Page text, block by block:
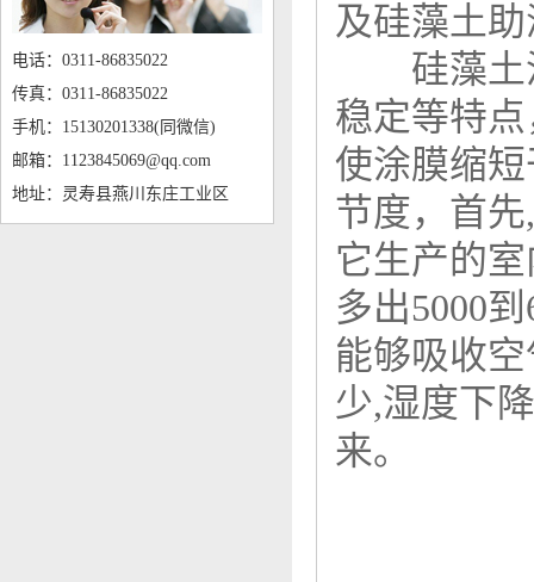
电话：0311-86835022
传真：0311-86835022
手机：15130201338(同微信)
邮箱：1123845069@qq.com
地址：灵寿县燕川东庄工业区
及硅藻土
硅藻土涂
稳定等特
使涂膜缩
节度，首
它生产的
多出5000
能够吸收
少,湿度下
来。